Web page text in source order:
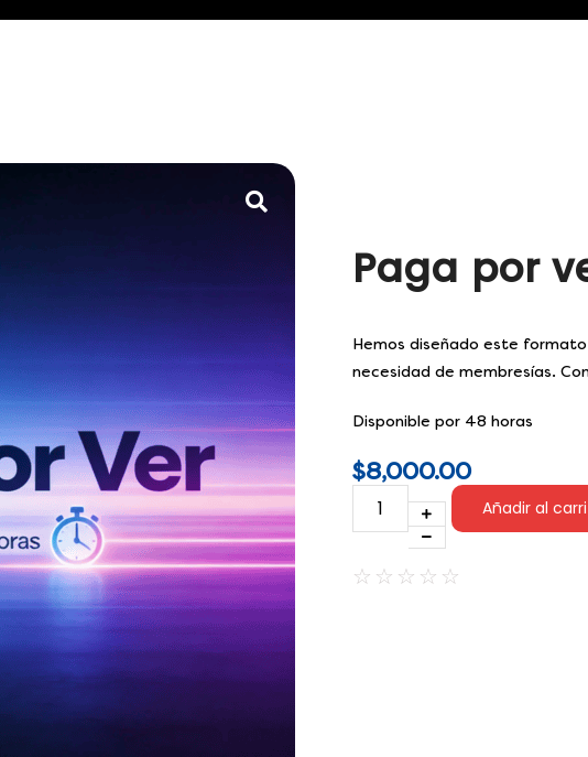
Paga por
Hemos diseñado este
necesidad de membresías.
Disponible por 48 horas
$8,000.00
Añadir al
☆ ☆ ☆ ☆ ☆